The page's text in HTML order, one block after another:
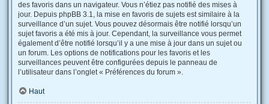
des favoris dans un navigateur. Vous n’étiez pas notifié des mises à
jour. Depuis phpBB 3.1, la mise en favoris de sujets est similaire à la
surveillance d’un sujet. Vous pouvez désormais être notifié lorsqu’un
sujet favoris a été mis à jour. Cependant, la surveillance vous permet
également d’être notifié lorsqu’il y a une mise à jour dans un sujet ou
un forum. Les options de notifications pour les favoris et les
surveillances peuvent être configurées depuis le panneau de
l’utilisateur dans l’onglet « Préférences du forum ».
Haut